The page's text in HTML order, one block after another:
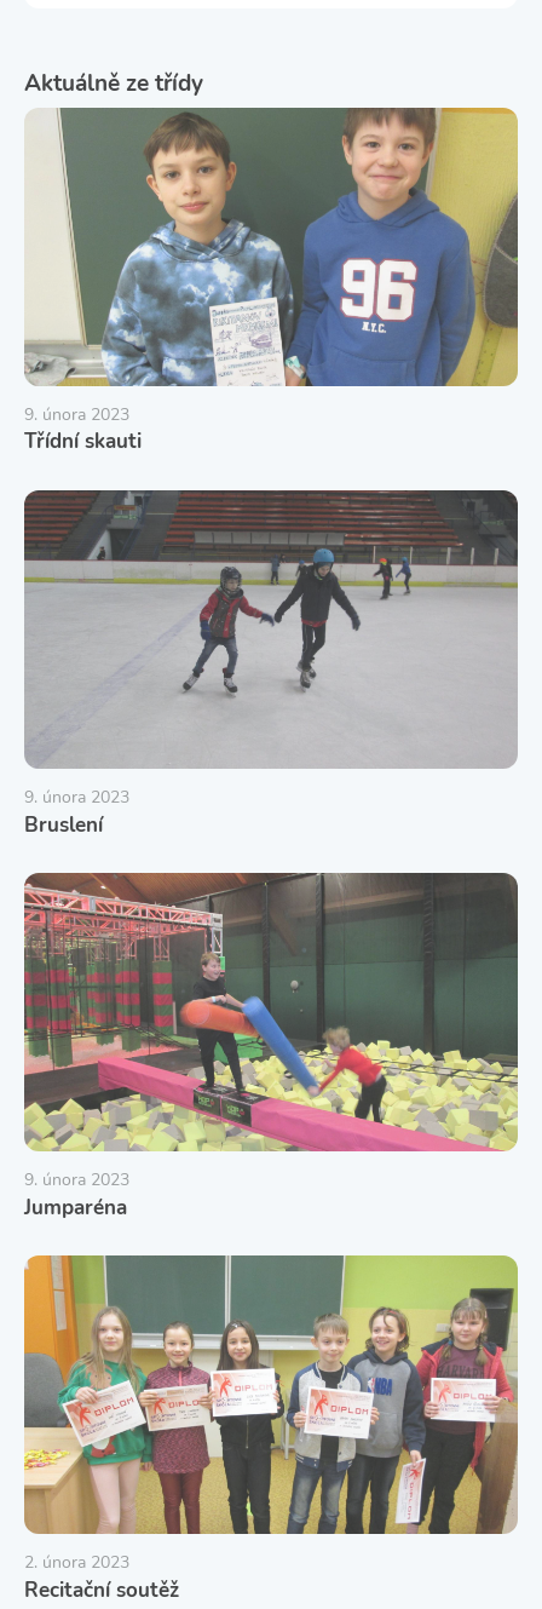
Aktuálně ze třídy
9. února 2023
Třídní skauti
9. února 2023
Bruslení
9. února 2023
Jumparéna
2. února 2023
Recitační soutěž